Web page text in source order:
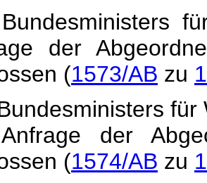
der
(1573/AB zu
der
(1574/AB zu